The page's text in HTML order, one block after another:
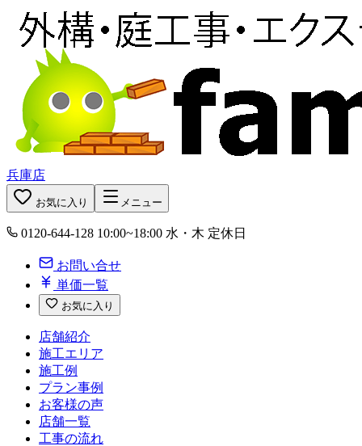
兵庫店
お気に入り メニュー
0120-644-128 10:00~18:00 水・木 定休日
お問い合せ
単価一覧
お気に入り
店舗紹介
施工エリア
施工例
プラン事例
お客様の声
店舗一覧
工事の流れ